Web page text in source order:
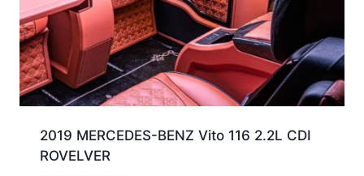
2019 MERCEDES-BENZ Vito 116 2.2L CDI
ROVELVER